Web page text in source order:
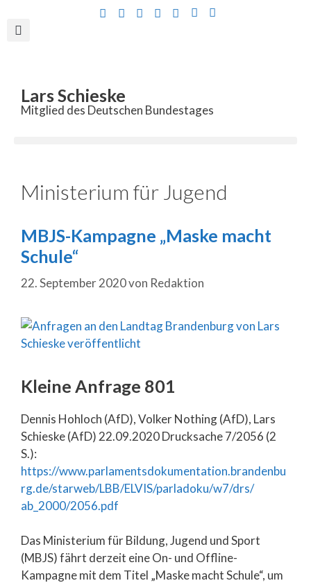
Lars Schieske
Mitglied des Deutschen Bundestages
Ministerium für Jugend
MBJS-Kampagne „Maske macht
Schule“
22. September 2020von Redaktion
Kleine Anfrage 801
Dennis Hohloch (AfD), Volker Nothing (AfD), Lars
Schieske (AfD) 22.09.2020 Drucksache 7/2056 (2
S.):
https://www.parlamentsdokumentation.brandenbu
rg.de/starweb/LBB/ELVIS/parladoku/w7/drs/
ab_2000/2056.pdf
Das Ministerium für Bildung, Jugend und Sport
(MBJS) fährt derzeit eine On- und Offline-
Kampagne mit dem Titel „Maske macht Schule“, um